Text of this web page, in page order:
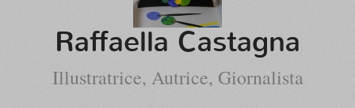
Raffaella Castagna
Illustratrice, Autrice, Giornalista